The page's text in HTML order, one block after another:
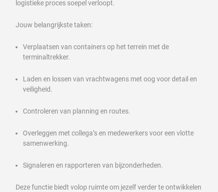
logistieke proces soepel verloopt.
Jouw belangrijkste taken:
Verplaatsen van containers op het terrein met de
terminaltrekker.
Laden en lossen van vrachtwagens met oog voor detail en
veiligheid.
Controleren van planning en routes.
Overleggen met collega’s en medewerkers voor een vlotte
samenwerking.
Signaleren en rapporteren van bijzonderheden.
Deze functie biedt volop ruimte om jezelf verder te ontwikkelen